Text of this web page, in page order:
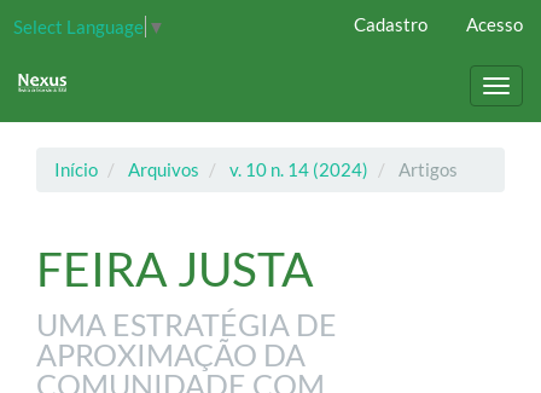
Select Language ▼
Principal
principal
Cadastro Acesso
Início Arquivos v. 10 n. 14 (2024) Artigos
FEIRA JUSTA
UMA ESTRATÉGIA DE
APROXIMAÇÃO DA
COMUNIDADE COM